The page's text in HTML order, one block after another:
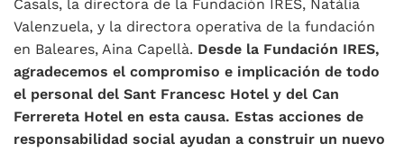
Casals, la directora de la Fundación IRES, Natàlia
Valenzuela, y la directora operativa de la fundación
en Baleares, Aina Capellà. Desde la Fundación IRES,
agradecemos el compromiso e implicación de todo
el personal del Sant Francesc Hotel y del Can
Ferrereta Hotel en esta causa. Estas acciones de
responsabilidad social ayudan a construir un nuevo